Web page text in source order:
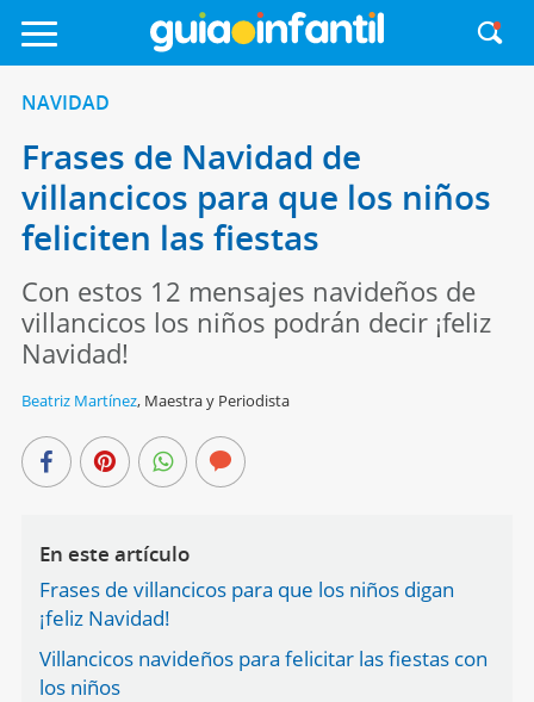
NAVIDAD
Frases de Navidad de
villancicos para que los niños
feliciten las fiestas
Con estos 12 mensajes navideños de
villancicos los niños podrán decir ¡feliz
Navidad!
Beatriz Martínez, Maestra y Periodista
En este artículo
Frases de villancicos para que los niños digan
¡feliz Navidad!
Villancicos navideños para felicitar las fiestas con
los niños